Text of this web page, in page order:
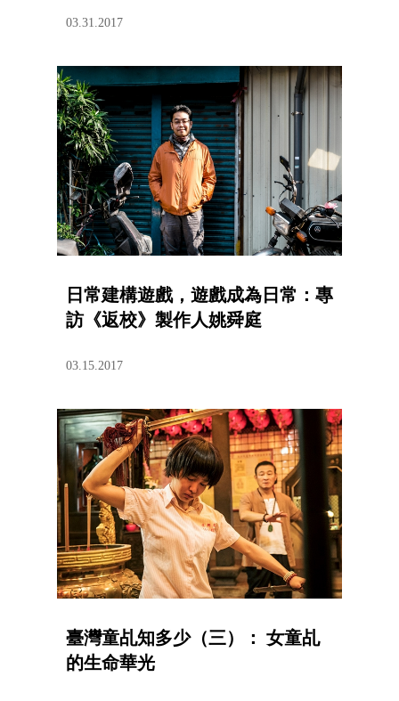
03.31.2017
日常建構遊戲，遊戲成為日常：專
訪《返校》製作人姚舜庭
03.15.2017
臺灣童乩知多少（三）： 女童乩
的生命華光